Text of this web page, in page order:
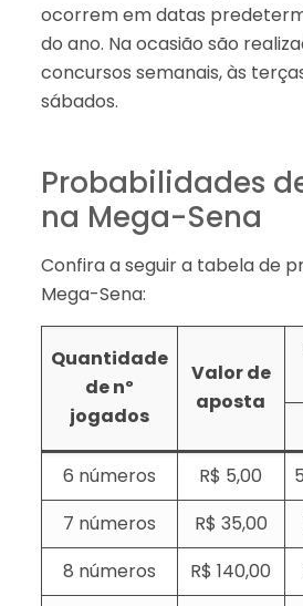
ocorrem em datas
do ano. Na ocasião são
concursos semanais, às
sábados.
Probabilidades
na Mega-Sena
Confira a seguir a tabela de
Mega-Sena:
Quantidade
de nº
jogados
Valor de
aposta
6 números
R$ 5,00
7 números
R$ 35,00
8 números
R$ 140,00